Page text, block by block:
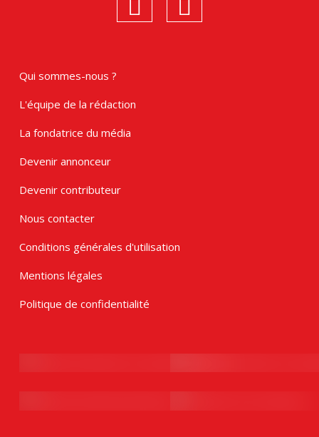
Qui sommes-nous ?
L'équipe de la rédaction
La fondatrice du média
Devenir annonceur
Devenir contributeur
Nous contacter
Conditions générales d'utilisation
Mentions légales
Politique de confidentialité